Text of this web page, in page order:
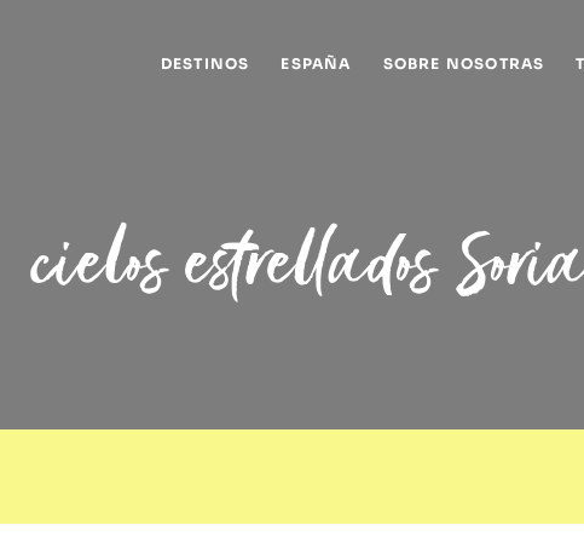
DESTINOS ESPAÑA SOBRE NOSOTRAS
cielos estrellados